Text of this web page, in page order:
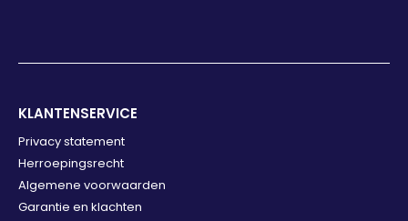
KLANTENSERVICE
Privacy statement
Herroepingsrecht
Algemene voorwaarden
Garantie en klachten